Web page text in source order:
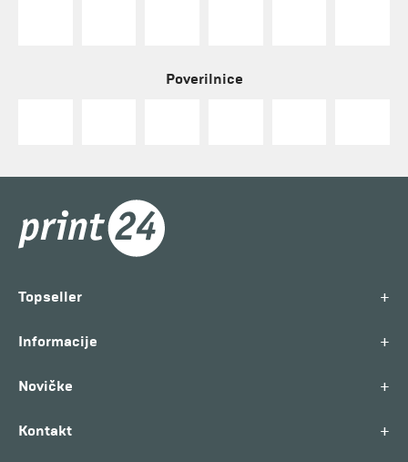
Poverilnice
Topseller +
Informacije +
Novičke +
Kontakt +